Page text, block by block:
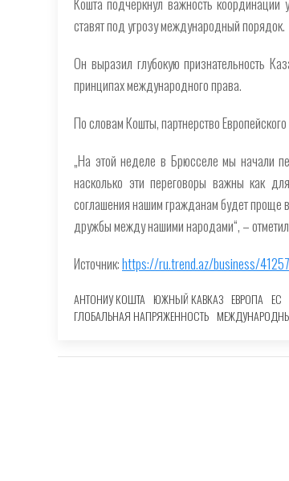
ставят под угрозу международный порядок.
Он выразил глубокую признательность
принципах международного права.
По словам Кошты, партнерство
„На этой неделе в Брюсселе мы начали
насколько эти переговоры важны как
соглашения нашим гражданам будет проще
дружбы между нашими народами“, –
Источник:https://ru.trend.az/business/
АНТОНИУ КОШТА ЮЖНЫЙ КАВКАЗ ЕВРОПА ЕС
ГЛОБАЛЬНАЯ НАПРЯЖЕННОСТЬ